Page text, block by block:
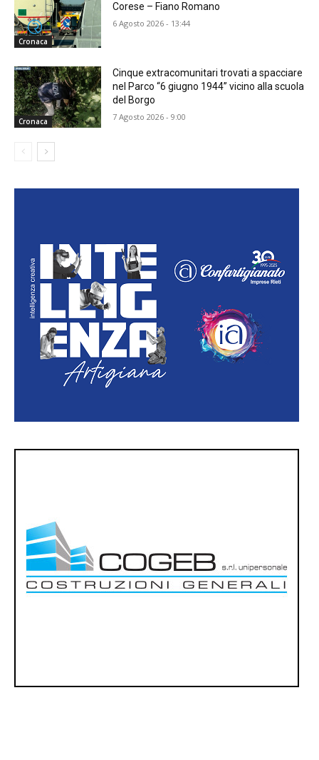
Cronaca
Corese – Fiano Romano
6 Agosto 2026 - 13:44
Cronaca
Cinque extracomunitari trovati a spacciare
nel Parco “6 giugno 1944” vicino alla scuola
del Borgo
7 Agosto 2026 - 9:00